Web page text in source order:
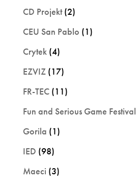
CD Projekt(2)
CEU San Pablo (1)
Crytek(4)
EZVIZ(17)
FR-TEC(11)
Fun and Serious Game Festival
Gorila (1)
IED (98)
Maeci (3)